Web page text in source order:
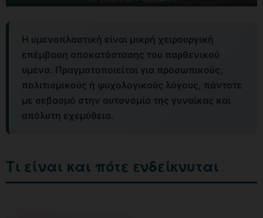
Η υμενοπλαστική είναι μικρή χειρουργική
επέμβαση αποκατάστασης του παρθενικού
υμένα. Πραγματοποιείται για προσωπικούς,
πολιτισμικούς ή ψυχολογικούς λόγους, πάντοτε
με σεβασμό στην αυτονομία της γυναίκας και
απόλυτη εχεμύθεια.
Τι είναι και πότε ενδείκνυται